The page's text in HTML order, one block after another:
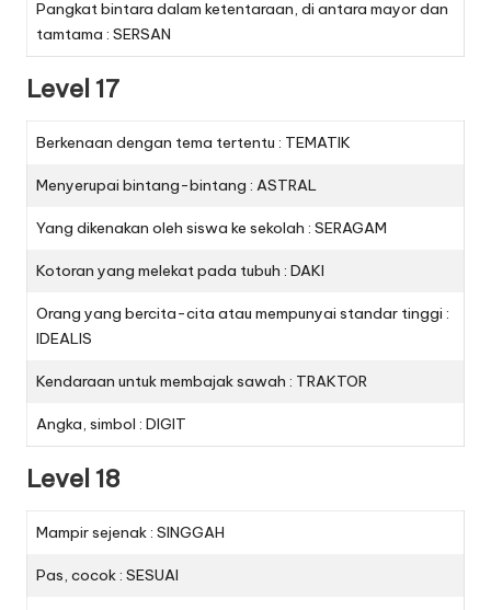
Pangkat bintara dalam ketentaraan, di antara mayor dan
tamtama : SERSAN
Level 17
Berkenaan dengan tema tertentu : TEMATIK
Menyerupai bintang-bintang : ASTRAL
Yang dikenakan oleh siswa ke sekolah : SERAGAM
Kotoran yang melekat pada tubuh : DAKI
Orang yang bercita-cita atau mempunyai standar tinggi :
IDEALIS
Kendaraan untuk membajak sawah : TRAKTOR
Angka, simbol : DIGIT
Level 18
Mampir sejenak : SINGGAH
Pas, cocok : SESUAI